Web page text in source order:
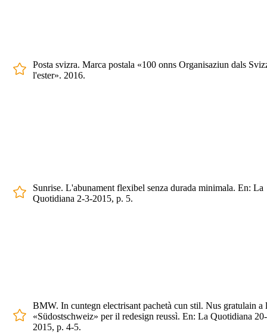
Posta svizra. Marca postala «100 onns Organisaziun dals
l'ester». 2016.
Sunrise. L'abunament flexibel senza durada minimala. En: La
Quotidiana 2-3-2015, p. 5.
BMW. In cuntegn electrisant pachetà cun stil. Nus gratulain a
«Südostschweiz» per il redesign reussì. En: La Quotidiana
2015, p. 4-5.